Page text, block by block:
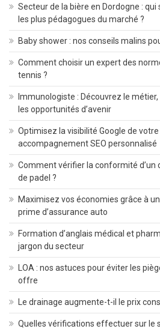
Secteur de la bière en Dordogne :
les plus pédagogues du marché ?
Baby shower : nos conseils malins
Comment choisir un expert des
tennis ?
Immunologiste : Découvrez le
les opportunités d’avenir
Optimisez la visibilité Google de votre
accompagnement SEO personnalisé
Comment vérifier la conformité d’un
de padel ?
Maximisez vos économies grâce à
prime d’assurance auto
Formation d’anglais médical et
jargon du secteur
LOA : nos astuces pour éviter les
offre
Le drainage augmente-t-il le prix
Quelles vérifications effectuer sur le